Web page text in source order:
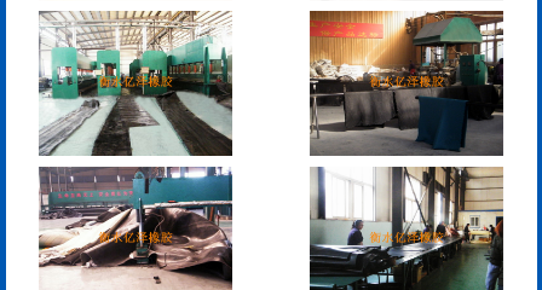
板式橡胶伸缩缝 C型桥梁伸缩缝
200*25米圆形桥梁气囊
390*14米的圆形充气芯